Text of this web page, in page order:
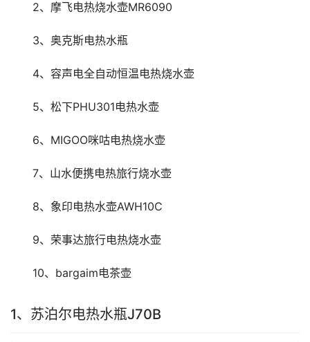
2、摩飞电热烧水壶MR6090
3、奥克斯电热水瓶
4、容声电全自动恒温电热烧水壶
5、松下PHU301电热水壶
6、MIGOO咪咕电热烧水壶
7、山水便携电热旅行烧水壶
8、象印电热水壶AWH10C
9、荣事达旅行电热烧水壶
10、bargaim电茶壶
1、苏泊尔电热水瓶J70B